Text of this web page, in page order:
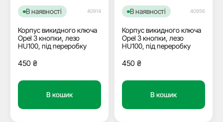
В наявності 40914
Корпус викидного ключа
Opel 3 кнопки, лезо
HU100, під переробку
450 ₴
В кошик
В наявності 40956
Корпус викидного ключа
Opel 3 кнопки, лезо
HU100, під переробку
450 ₴
В кошик